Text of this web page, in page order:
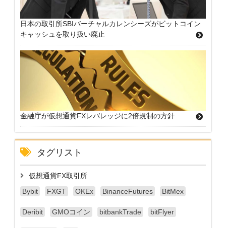
日本の取引所SBIバーチャルカレンシーズがビットコイン
キャッシュを取り扱い廃止
金融庁が仮想通貨FXレバレッジに2倍規制の方針
タグリスト
仮想通貨FX取引所
Bybit
FXGT OKEx BinanceFutures BitMex
Deribit GMOコイン bitbankTrade bitFlyer